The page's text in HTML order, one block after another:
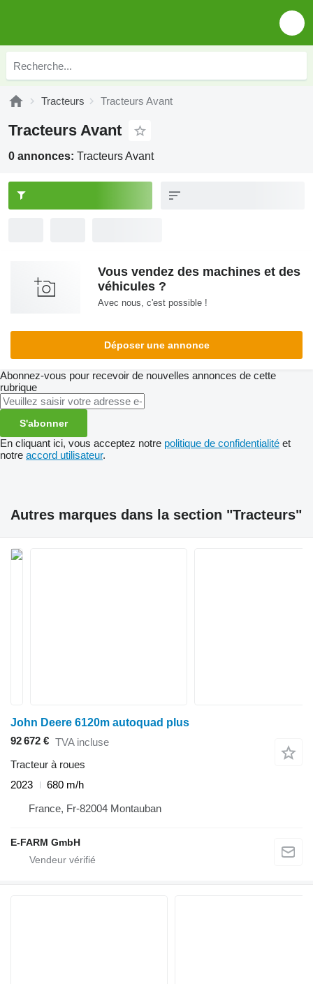
Tracteurs Tracteurs Avant
Tracteurs Avant
0 annonces: Tracteurs Avant
Vous vendez des machines et des
véhicules ?
Avec nous, c'est possible !
Déposer une annonce
Abonnez-vous pour recevoir de nouvelles annonces de cette
rubrique
S'abonner
En cliquant ici, vous acceptez notre politique de confidentialité et
notre accord utilisateur.
Autres marques dans la section "Tracteurs"
John Deere 6120m autoquad plus
92 672 € TVA incluse
Tracteur à roues
2023
680 m/h
France, Fr-82004 Montauban
E-FARM GmbH